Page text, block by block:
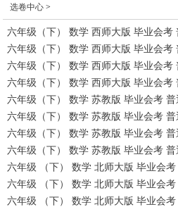
选卷中心 >
六年级（下） 数学 西师大版 毕业会考
六年级（下） 数学 西师大版 毕业会考
六年级（下） 数学 西师大版 毕业会考
六年级（下） 数学 西师大版 毕业会考
六年级（下） 数学 苏教版 毕业会考 普
六年级（下） 数学 苏教版 毕业会考 普
六年级（下） 数学 苏教版 毕业会考 普
六年级（下） 数学 苏教版 毕业会考 普
六年级 （下） 数学 北师大版 毕业会考
六年级 （下） 数学 北师大版 毕业会考
六年级 （下） 数学 北师大版 毕业会考